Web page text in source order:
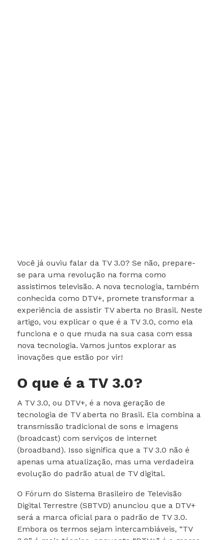
Você já ouviu falar da TV 3.0? Se não, prepare-
se para uma revolução na forma como
assistimos televisão. A nova tecnologia, também
conhecida como DTV+, promete transformar a
experiência de assistir TV aberta no Brasil. Neste
artigo, vou explicar o que é a TV 3.0, como ela
funciona e o que muda na sua casa com essa
nova tecnologia. Vamos juntos explorar as
inovações que estão por vir!
O que é a TV 3.0?
A TV 3.0, ou DTV+, é a nova geração de
tecnologia de TV aberta no Brasil. Ela combina a
transmissão tradicional de sons e imagens
(broadcast) com serviços de internet
(broadband). Isso significa que a TV 3.0 não é
apenas uma atualização, mas uma verdadeira
evolução do padrão atual de TV digital.
O Fórum do Sistema Brasileiro de Televisão
Digital Terrestre (SBTVD) anunciou que a DTV+
será a marca oficial para o padrão de TV 3.0.
Embora os termos sejam intercambiáveis, “TV